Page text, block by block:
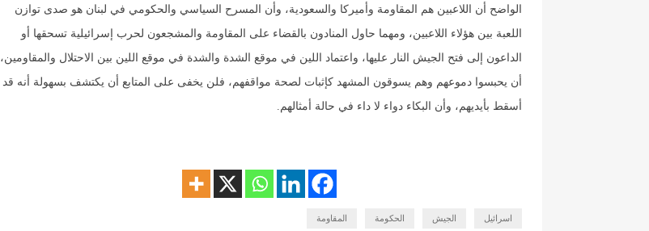
الواضح أن اللاعبين هم المقاومة وأميركا والسعودية، وأن المسرح السياسي والحكومي في لبنان هو صدى توازن
اللعبة بين هؤلاء اللاعبين، ومهما حاول المنادون بالقضاء على المقاومة والمشجعون لحرب إسرائيلية تسحقها أو
الداعون إلى فتح الجيش النار عليها، واعتماد اللين في موقع الشدة والشدة في موقع اللين بين الاحتلال والمقاومين،
أن يحبسوا دموعهم وهم يسوقون المشهد كإثبات لصحة مواقفهم، فلن يخفى على المتابع أن يكتشف بسهولة أنه قد
أسقط بأيديهم، وأن البكاء دواء لا داء في حالة أمثالهم.
اسرائيل الجيش الحكومة المقاومة